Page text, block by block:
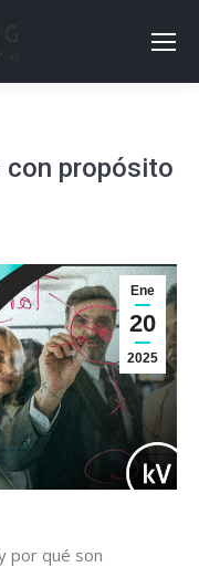
con propósito
Ene
20
2025
por qué son